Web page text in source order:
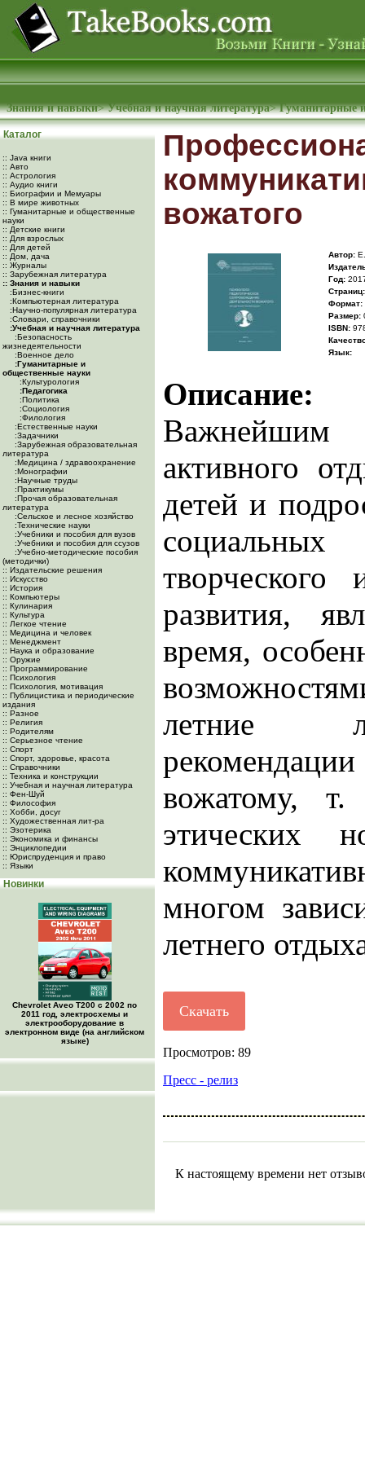
Знания и навыки>Учебная и научная литература>Гуманитарные
Каталог
:: Java книги
:: Авто
:: Астрология
:: Аудио книги
:: Биографии и Мемуары
:: В мире животных
:: Гуманитарные и общественные
науки
:: Детские книги
:: Для взрослых
:: Для детей
:: Дом, дача
:: Журналы
:: Зарубежная литература
:: Знания и навыки
:Бизнес-книги
:Компьютерная литература
:Научно-популярная литература
:Словари, справочники
:Учебная и научная литература
:Безопасность
жизнедеятельности
:Военное дело
:Гуманитарные и
общественные науки
:Культурология
:Педагогика
:Политика
:Социология
:Филология
:Естественные науки
:Задачники
:Зарубежная образовательная
литература
:Медицина / здравоохранение
:Монографии
:Научные труды
:Практикумы
:Прочая образовательная
литература
:Сельское и лесное хозяйство
:Технические науки
:Учебники и пособия для вузов
:Учебники и пособия для ссузов
:Учебно-методические пособия
(методички)
:: Издательские решения
:: Искусство
:: История
:: Компьютеры
:: Кулинария
:: Культура
:: Легкое чтение
:: Медицина и человек
:: Менеджмент
:: Наука и образование
:: Оружие
:: Программирование
:: Психология
:: Психология, мотивация
:: Публицистика и периодические
издания
:: Разное
:: Религия
:: Родителям
:: Серьезное чтение
:: Спорт
:: Спорт, здоровье, красота
:: Справочники
:: Техника и конструкции
:: Учебная и научная литература
:: Фен-Шуй
:: Философия
:: Хобби, досуг
:: Художественная лит-ра
:: Эзотерика
:: Экономика и финансы
:: Энциклопедии
:: Юриспруденция и право
:: Языки
Новинки
Chevrolet Aveo Т200 с 2002 по
2011 год, электросхемы и
электрооборудование в
электронном виде (на английском
языке)
вожатого
Автор:
Год:
Cтраниц:
Формат:
Размер:
ISBN:
Язык:
Описание:
активного
детей и
творческого
развития,
время,
летние
вожатому,
этических
многом
летнего
Скачать
Просмотров: 89
Пресс - релиз
К настоящему времени нет